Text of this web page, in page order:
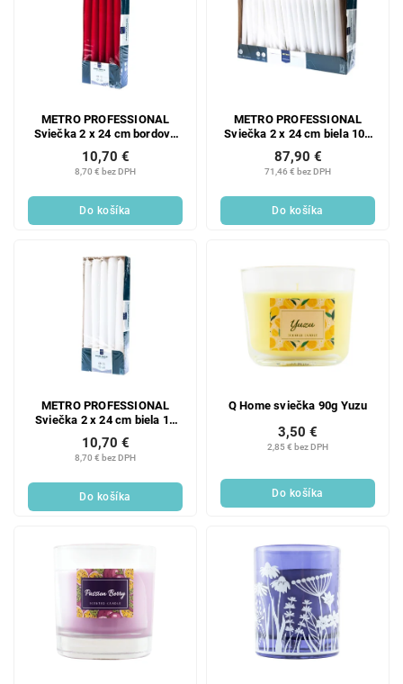
METRO PROFESSIONAL
Sviečka 2 x 24 cm bordová
10 ks
8,70 € bez DPH
10,70 €
Do košíka
METRO PROFESSIONAL
Sviečka 2 x 24 cm biela 100
ks
71,46 € bez DPH
87,90 €
Do košíka
METRO PROFESSIONAL
Sviečka 2 x 24 cm biela 10
ks
8,70 € bez DPH
10,70 €
Do košíka
Q Home sviečka 90g Yuzu
2,85 € bez DPH
3,50 €
Do košíka